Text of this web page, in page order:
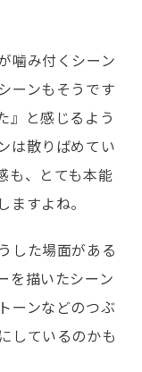
噛み付くシーン
ーンもそうです
』と感じるよう
は散りばめてい
も、とても本能
すよね。
した場面がある
を描いたシーン
ーンなどのつぶ
しているのかも